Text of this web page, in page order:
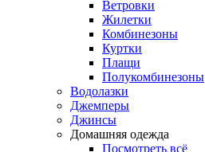
Ветровки
Жилетки
Комбинезоны
Куртки
Плащи
Полукомбинезоны
Водолазки
Джемперы
Джинсы
Домашняя одежда
Посмотреть всё